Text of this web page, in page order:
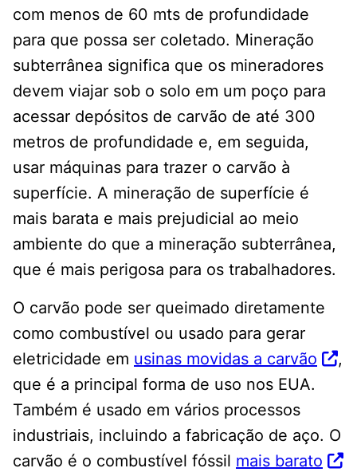
com menos de 60 mts de profundidade
para que possa ser coletado. Mineração
subterrânea significa que os mineradores
devem viajar sob o solo em um poço para
acessar depósitos de carvão de até 300
metros de profundidade e, em seguida,
usar máquinas para trazer o carvão à
superfície. A mineração de superfície é
mais barata e mais prejudicial ao meio
ambiente do que a mineração subterrânea,
que é mais perigosa para os trabalhadores.
O carvão pode ser queimado diretamente
como combustível ou usado para gerar
eletricidade em usinas movidas a carvão
,
que é a principal forma de uso nos EUA.
Também é usado em vários processos
industriais, incluindo a fabricação de aço. O
carvão é o combustível fóssil mais barato